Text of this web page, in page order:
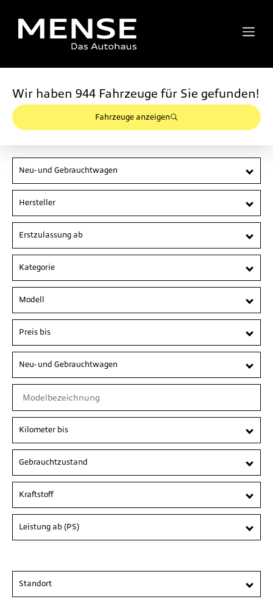
Wir haben 944 Fahrzeuge für Sie gefunden!
Fahrzeuge anzeigen
Neu- und Gebrauchtwagen
Hersteller
Erstzulassung ab
Kategorie
Modell
Preis bis
Neu- und Gebrauchtwagen
Kilometer bis
Gebrauchtzustand
Kraftstoff
Leistung ab (PS)
Standort